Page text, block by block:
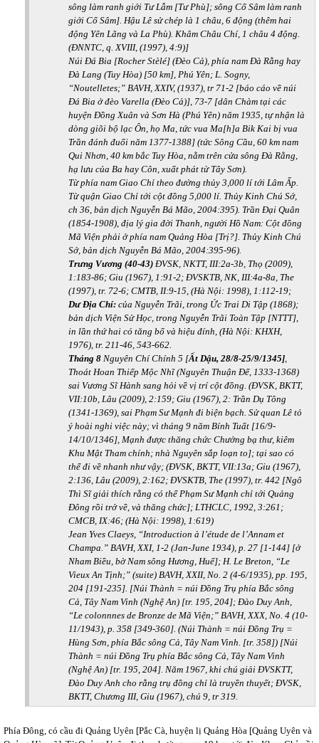
sông làm ranh giới Tư Lẫm [Tư Phù]; sông Cổ Sâm làm ranh
giới Cổ Sâm]. Hậu Lê sử chép là 1 châu, 6 động (thêm hai
động Yên Lãng và La Phù). Khâm Châu Chí, 1 châu 4 động.
(ĐNNTC, q. XVIII, (1997), 4:9)]
Núi Đá Bia [Rocher Stèlé] (Đèo Cả), phía nam Đà Rằng hay
Đà Lang (Tuy Hòa) [50 km], Phú Yên; L. Sogny,
“Noutelletes;” BAVH, XXIV, (1937), tr 71-2 [báo cáo về núi
Đá Bia ở đèo Varella (Đèo Cả)], 73-7 [dân Chàm tại các
huyện Đồng Xuân và Sơn Hà (Phú Yên) năm 1935, tự nhận là
dòng giõi bộ lạc Ôn, họ Ma, tức vua Ma[h]a Bik Kai bị vua
Trần đánh đuổi năm 1377-1388] (tức Sông Cầu, 60 km nam
Qui Nhơn, 40 km bắc Tuy Hòa, nằm trên cửa sông Đà Rằng,
hạ lưu của Ba hay Côn, xuất phát từ Tây Sơn).
Từ phía nam Giao Chỉ theo đường thủy 3,000 lí tới Lâm Ấp.
Từ quận Giao Chỉ tới cột đồng 5,000 lí. Thủy Kinh Chú Sớ,
ch 36, bản dịch Nguyễn Bá Mão, 2004:395). Trần Đại Quân
(1854-1908), địa lý gia đời Thanh, người Hồ Nam: Cột đồng
Mã Viện phải ở phía nam Quảng Hòa [Trị?]. Thủy Kinh Chú
Sớ, bản dịch Nguyễn Bá Mão, 2004:395-96).
Trưng Vương (40-43) ĐVSK, NKTT, III:2a-3b, Thọ (2009),
1:183-86; Giu (1967), 1:91-2; ĐVSKTB, NK, III:4a-8a, The
(1997), tr. 72-6; CMTB, II:9-15, (Hà Nội: 1998), 1:112-19;
Dư Địa Chí: của Nguyễn Trãi, trong Ức Trai Di Tập (1868);
bản dịch Viện Sử Học, trong Nguyễn Trãi Toàn Tập [NTTT],
in lần thứ hai có tăng bổ và hiệu đính, (Hà Nội: KHXH,
1976), tr. 211-46, 543-662.
Tháng 8 Nguyên Chí Chính 5 [Ất Dậu, 28/8-25/9/1345],
Thoát Hoan Thiếp Mộc Nhĩ (Nguyên Thuận Đế, 1333-1368)
sai Vương Sĩ Hành sang hỏi về vị trí cột đồng. (ĐVSK, BKTT,
VII:10b, Lâu (2009), 2:159; Giu (1967), 2: Trần Dụ Tông
(1341-1369), sai Phạm Sư Mạnh đi biện bạch. Sử quan Lê tỏ
ý hoài nghi việc này; vì tháng 9 năm Bính Tuất [16/9-
14/10/1346], Mạnh được thăng chức Chưởng bạ thư, kiêm
Khu Mật Tham chính; nhà Nguyên sắp loạn to]; tại sao có
thể đi về nhanh như vậy; (ĐVSK, BKTT, VII:13a; Giu (1967),
2:136, Lâu (2009), 2:162; ĐVSKTB, The (1997), tr. 442 [Ngô
Thì Sĩ giải thích rằng có thể Phạm Sư Mạnh chỉ tới Quảng
Đông rồi trở về, và thăng chức]; LTHCLC, 1992, 3:261;
CMCB, IX:46; (Hà Nội: 1998), 1:619)
Jean Yves Claeys, “Introduction à l’étude de l’Annam et
Champa.” BAVH, XXI, 1-2 (Jan-June 1934), p. 27 [1-144] [ở
Nham Biều, bờ Nam sông Hương, Huế]; H. Le Breton, “Le
Vieux An Tịnh;” (suite) BAVH, XXII, No. 2 (4-6/1935), pp. 195,
204 [191-235]. [Núi Thành = núi Đồng Trụ phía Bắc sông
Cả, Tây Nam Vinh (Nghệ An) [tr. 195, 204]; Đào Duy Anh,
“Le colonnnes de Bronze de Mã Viện;” BAVH, XXX, No. 4 (10-
11/1943), p. 358 [349-360]. (Núi Thành = núi Đồng Trụ =
Hùng Sơn, phía Bắc sông Cả, Tây Nam Vinh. [tr. 358]) [Núi
Thành = núi Đồng Trụ phía Bắc sông Cả, Tây Nam Vinh
(Nghệ An) [tr. 195, 204]. Năm 1967, khi chú giải ĐVSKTT,
Đào Duy Anh cho rằng trụ đồng chỉ là truyền thuyết; ĐVSK,
BKTT, Chương III, Giu (1967), chú 9, tr 319.
Phía Đông, có cầu đi Quảng Uyên [Pắc Cà, huyện lị Quảng Hòa [Quảng Uyên và